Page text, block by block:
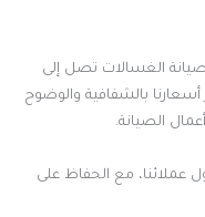
الغسالات تصل إلى
بالشفافية والوضوح
الصيانة.
عملائنا، مع الحفاظ على